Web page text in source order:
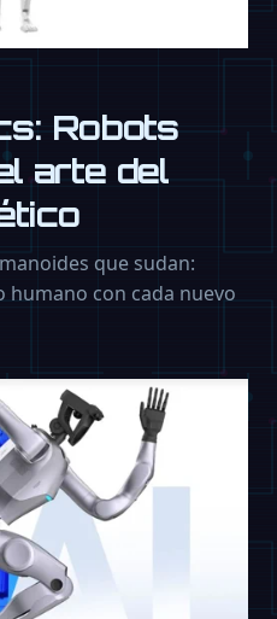
Robots
arte del
que sudan:
humano con cada nuevo